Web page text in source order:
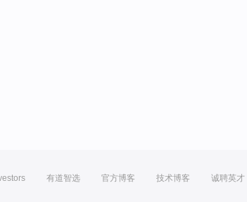
有道智选 官方博客 技术博客 诚聘英才